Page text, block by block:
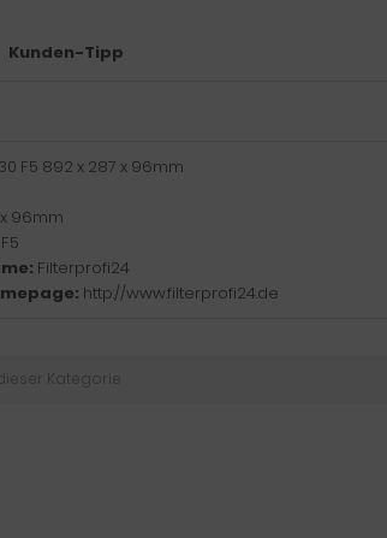
Kunden-Tipp
F5 892 x 287 x 96mm
96mm
F5
Filterprofi24
http://www.filterprofi24.de
Kategorie